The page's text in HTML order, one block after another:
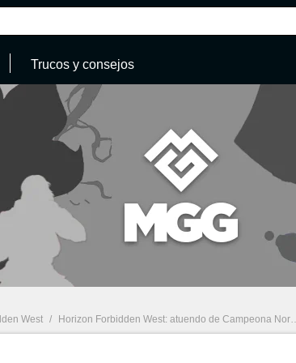
Trucos y consejos
West / Horizon Forbidden West: atuendo de Campeona Nora ¿dónde encontrarlo y cómo mejorarlo?